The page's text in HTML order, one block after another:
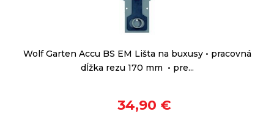
Wolf Garten Accu BS EM Lišta na buxusy • pracovná
dĺžka rezu 170 mm • pre...
34,90 €